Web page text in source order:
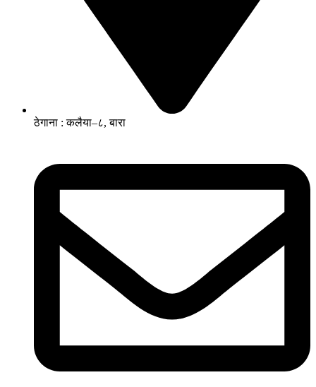
ठेगाना : कलैया–८, बारा